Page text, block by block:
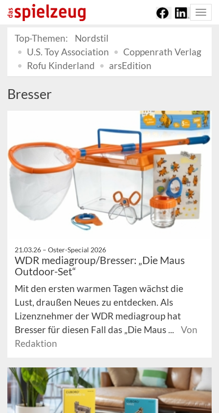
Top-Themen:
Nordstil
U.S. Toy Association
Coppenrath Verlag
Rofu Kinderland
arsEdition
Bresser
21.03.26 – Oster-Special 2026
WDR mediagroup/Bresser: „Die Maus
Outdoor-Set“
Mit den ersten warmen Tagen wächst die
Lust, draußen Neues zu entdecken. Als
Lizenznehmer der WDR mediagroup hat
Bresser für diesen Fall das „Die Maus ...
Von
Redaktion